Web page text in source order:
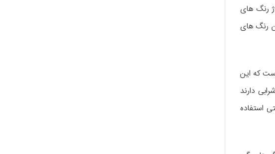
رنگ های
رنگ های
که این
دارند
استفاده